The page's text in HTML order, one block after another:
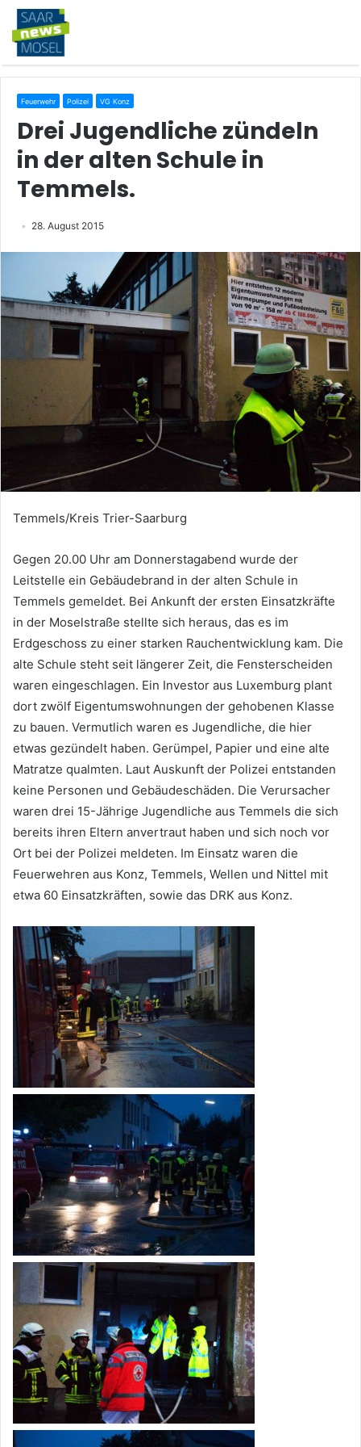
Feuerwehr Polizei VG Konz
Drei Jugendliche zündeln
in der alten Schule in
Temmels.
28. August 2015
Temmels/Kreis Trier-Saarburg
Gegen 20.00 Uhr am Donnerstagabend wurde der
Leitstelle ein Gebäudebrand in der alten Schule in
Temmels gemeldet. Bei Ankunft der ersten Einsatzkräfte
in der Moselstraße stellte sich heraus, das es im
Erdgeschoss zu einer starken Rauchentwicklung kam. Die
alte Schule steht seit längerer Zeit, die Fensterscheiden
waren eingeschlagen. Ein Investor aus Luxemburg plant
dort zwölf Eigentumswohnungen der gehobenen Klasse
zu bauen. Vermutlich waren es Jugendliche, die hier
etwas gezündelt haben. Gerümpel, Papier und eine alte
Matratze qualmten. Laut Auskunft der Polizei entstanden
keine Personen und Gebäudeschäden. Die Verursacher
waren drei 15-Jährige Jugendliche aus Temmels die sich
bereits ihren Eltern anvertraut haben und sich noch vor
Ort bei der Polizei meldeten. Im Einsatz waren die
Feuerwehren aus Konz, Temmels, Wellen und Nittel mit
etwa 60 Einsatzkräften, sowie das DRK aus Konz.